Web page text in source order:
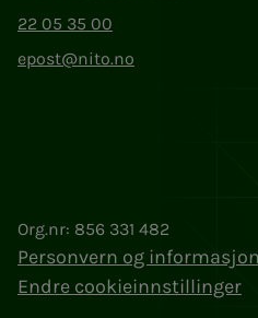
22 05 35 00
epost@nito.no
Org.nr: 856 331 482
Personvern og
Endre cookieinnstillinger